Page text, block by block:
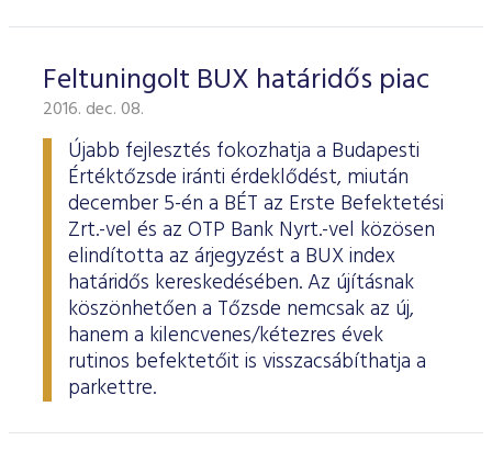
Feltuningolt BUX határidős piac
2016. dec. 08.
Újabb fejlesztés fokozhatja a Budapesti
Értéktőzsde iránti érdeklődést, miután
december 5-én a BÉT az Erste Befektetési
Zrt.-vel és az OTP Bank Nyrt.-vel közösen
elindította az árjegyzést a BUX index
határidős kereskedésében. Az újításnak
köszönhetően a Tőzsde nemcsak az új,
hanem a kilencvenes/kétezres évek
rutinos befektetőit is visszacsábíthatja a
parkettre.